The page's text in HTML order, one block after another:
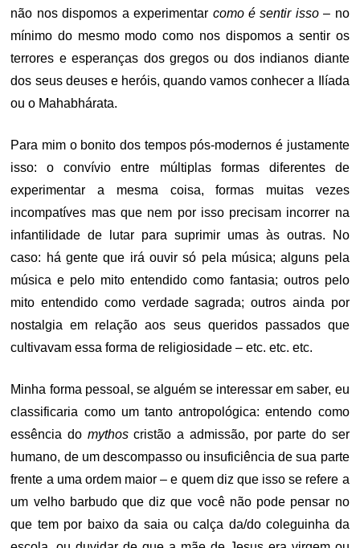
não nos dispomos a experimentar como é sentir isso– no
mínimo do mesmo modo como nos dispomos a sentir os
terrores e esperanças dos gregos ou dos indianos diante
dos seus deuses e heróis, quando vamos conhecer a Ilíada
ou o Mahabhárata.
Para mim o bonito dos tempos pós-modernos é justamente
isso: o convívio entre múltiplas formas diferentes de
experimentar a mesma coisa, formas muitas vezes
incompatíves mas que nem por isso precisam incorrer na
infantilidade de lutar para suprimir umas às outras. No
caso: há gente que irá ouvir só pela música; alguns pela
música e pelo mito entendido como fantasia; outros pelo
mito entendido como verdade sagrada; outros ainda por
nostalgia em relação aos seus queridos passados que
cultivavam essa forma de religiosidade – etc. etc. etc.
Minha forma pessoal, se alguém se interessar em saber, eu
classificaria como um tanto antropológica: entendo como
essência do mythoscristão a admissão, por parte do ser
humano, de um descompasso ou insuficiência de sua parte
frente a uma ordem maior – e quem diz que isso se refere a
um velho barbudo que diz que você não pode pensar no
que tem por baixo da saia ou calça da/do coleguinha da